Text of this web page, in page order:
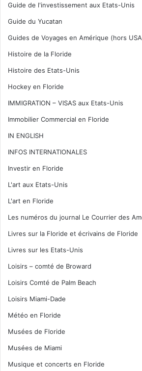
Guide de l'investissement aux Etats-Unis
Guide du Yucatan
Guides de Voyages en Amérique (hors
Histoire de la Floride
Histoire des Etats-Unis
Hockey en Floride
IMMIGRATION – VISAS aux Etats-Unis
Immobilier Commercial en Floride
IN ENGLISH
INFOS INTERNATIONALES
Investir en Floride
L'art aux Etats-Unis
L'art en Floride
Les numéros du journal Le Courrier des
Livres sur la Floride et écrivains de Floride
Livres sur les Etats-Unis
Loisirs – comté de Broward
Loisirs Comté de Palm Beach
Loisirs Miami-Dade
Météo en Floride
Musées de Floride
Musées de Miami
Musique et concerts en Floride